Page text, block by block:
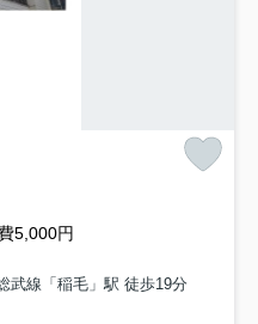
5,000円
武線「稲毛」駅 徒歩19分